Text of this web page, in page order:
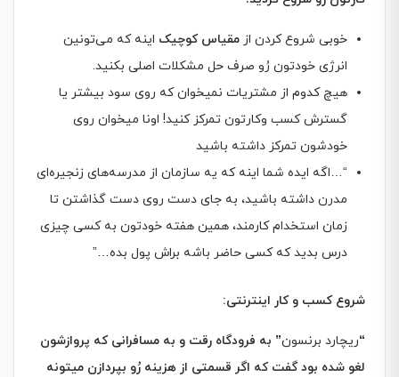
خوبی شروع کردن از مقیاس کوچیک اینه که می‌تونین
انرژی خودتون رُو صرف حل مشکلات اصلی بکنید.
هیچ کدوم از مشتریات نمیخوان که روی سود بیشتر یا
گسترش کسب وکارتون تمرکز کنید! اونا میخوان روی
خودشون تمرکز داشته باشید
“…اگه ایده‌ شما اینه که یه سازمان از مدرسه‌های زنجیره‌ای
مدرن داشته باشید، به جای دست روی دست گذاشتن تا
زمان استخدام کارمند، همین هفته خودتون به کسی چیزی
درس بدید که کسی حاضر باشه براش پول بده…”
شروع کسب و کار اینترنتی:
“ریچارد برنسون” به فرودگاه رقت و به مسافرانی که پروازشون
لغو شده بود گفت که اگر قسمتی از هزینه رُو بپردازن میتونه